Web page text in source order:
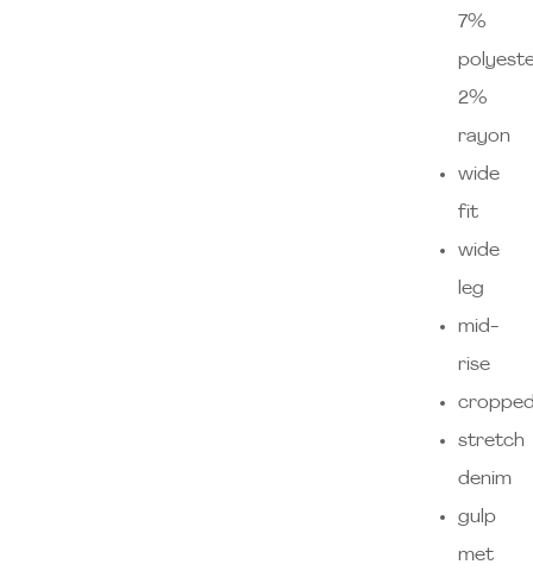
7%
2%
rayon
wide
fit
wide
leg
mid-
rise
stretch
denim
gulp
met